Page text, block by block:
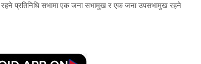
रहने प्रतिनिधि सभामा एक जना सभामुख र एक जना उपसभामुख रहने